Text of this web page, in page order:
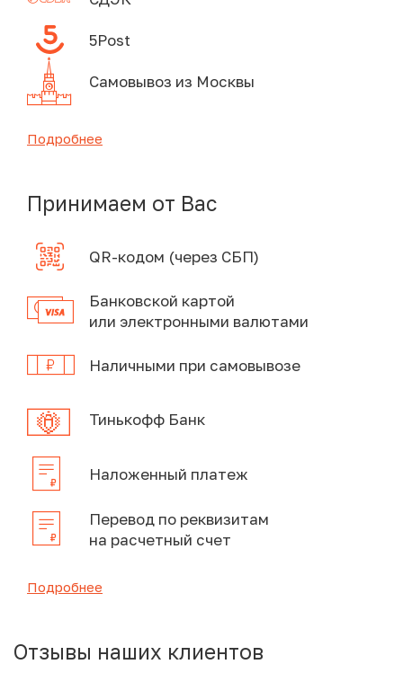
5Post
Самовывоз из Москвы
Подробнее
Принимаем от Вас
QR-кодом (через СБП)
Банковской картой
или электронными валютами
Наличными при самовывозе
Тинькофф Банк
Наложенный платеж
Перевод по реквизитам
на расчетный счет
Подробнее
Отзывы наших клиентов